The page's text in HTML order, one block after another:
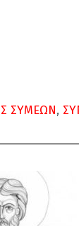
ΣΥΜΕΩΝ,